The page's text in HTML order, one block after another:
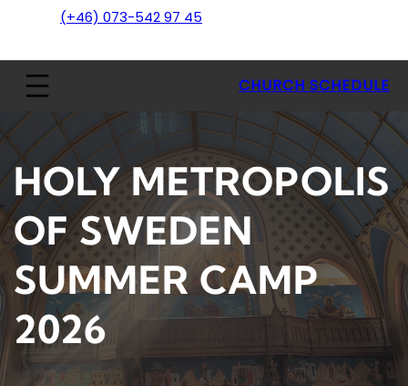
(+46) 073-542 97 45
CHURCH SCHEDULE
HOLY METROPOLIS
OF SWEDEN
SUMMER CAMP
2026